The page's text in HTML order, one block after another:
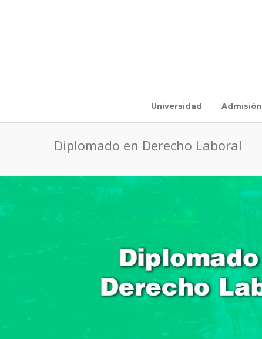
Universidad Admisión
Diplomado en Derecho Laboral